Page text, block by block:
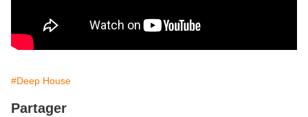
#Deep House
Partager